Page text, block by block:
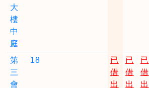
大
樓
中
庭
第
三
會
18
已
借
出
已
借
出
已
借
出